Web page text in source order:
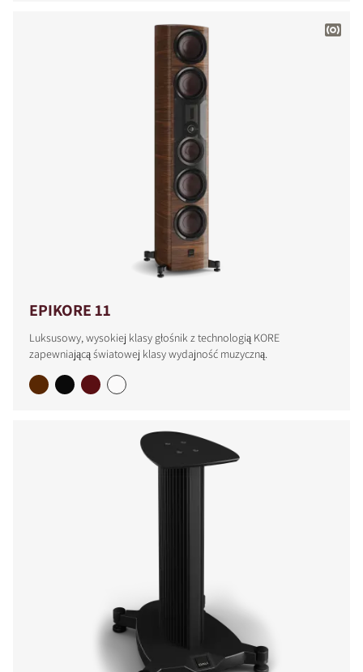
EPIKORE 11
Luksusowy, wysokiej klasy głośnik z technologią KORE
zapewniającą światowej klasy wydajność muzyczną.